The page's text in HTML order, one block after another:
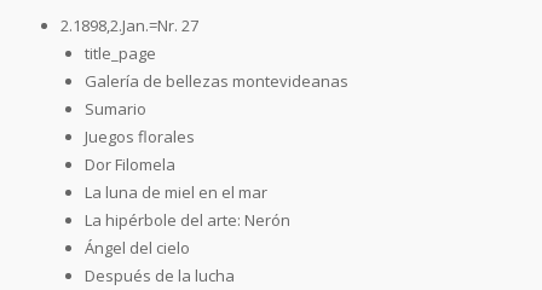
2.1898,2.Jan.=Nr. 27
title_page
Galería de bellezas montevideanas
Sumario
Juegos florales
Dor Filomela
La luna de miel en el mar
La hipérbole del arte: Nerón
Ángel del cielo
Después de la lucha